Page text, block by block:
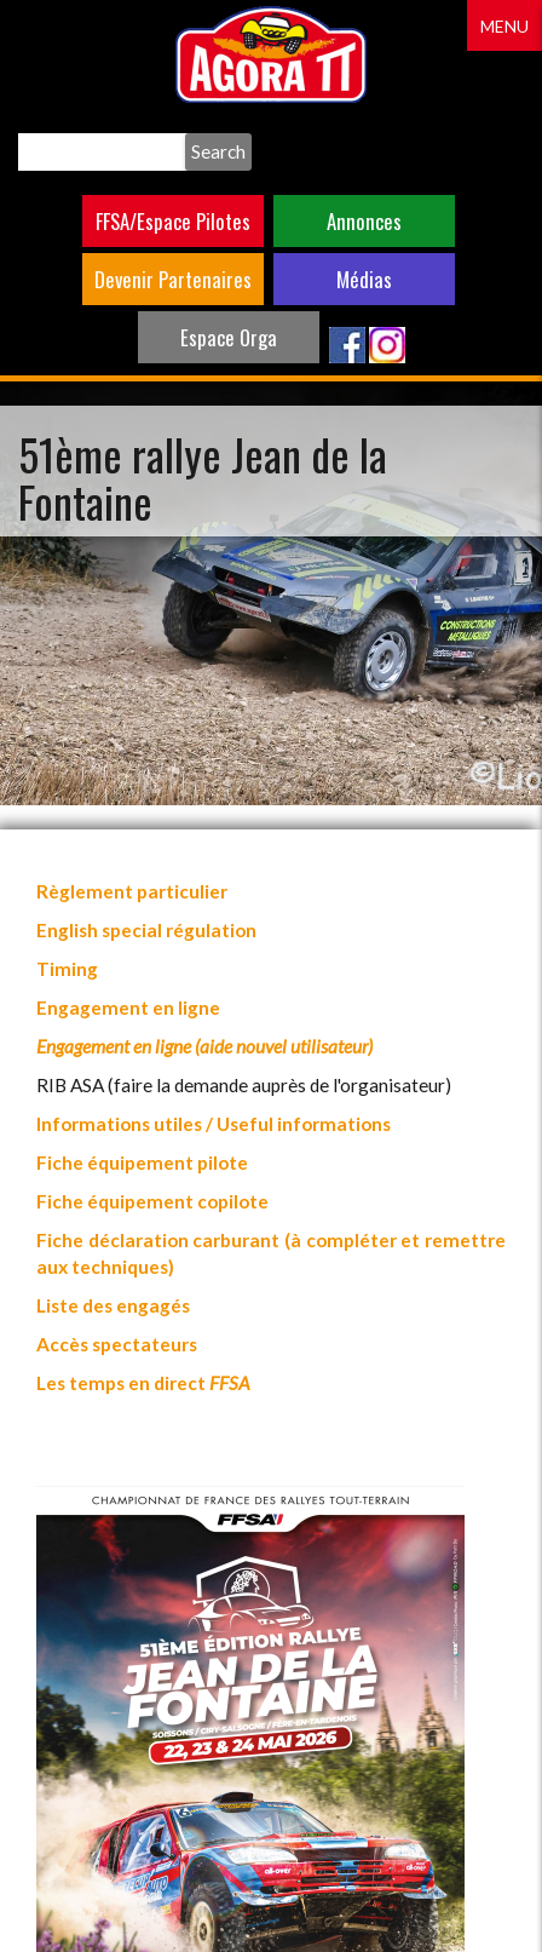
FFSA/Espace Pilotes
Annonces
Devenir Partenaires
Médias
Espace Orga
MENU
51ème rallye Jean de la
Fontaine
Règlement particulier
English special régulation
Timing
Engagement en ligne
Engagement en ligne (aide nouvel utilisateur)
RIB ASA (faire la demande auprès de l'organisateur)
Informations utiles / Useful informations
Fiche équipement pilote
Fiche équipement copilote
Fiche déclaration carburant (à compléter et remettre
aux techniques)
Liste des engagés
Accès spectateurs
Les temps en direct FFSA